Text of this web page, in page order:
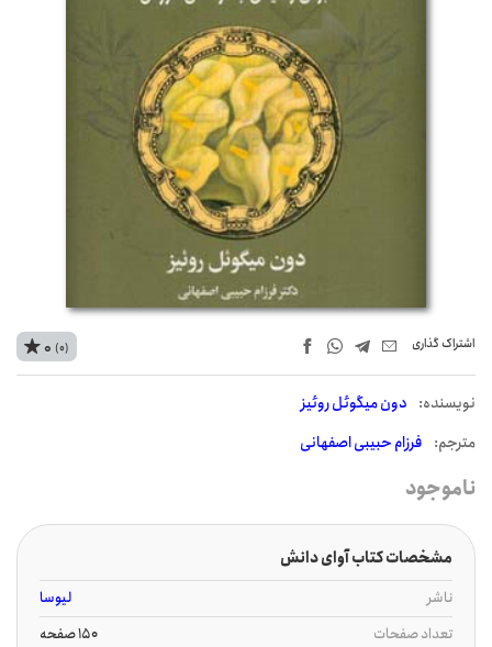
اشتراک‌ گذاری
نويسنده: دون میگوئل روئیز
مترجم: فرزام حبیبی اصفهانی
0 (0)
ناموجود
مشخصات کتاب آوای دانش
ناشر
لیوسا
تعداد صفحات
150 صفحه